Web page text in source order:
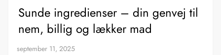
Sunde ingredienser – din genvej til
nem, billig og lækker mad